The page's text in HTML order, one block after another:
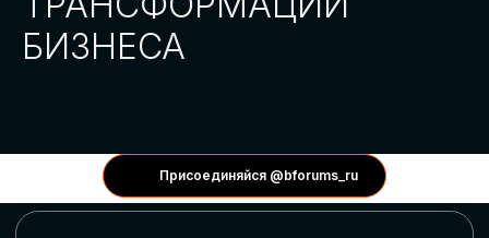
Присоединяйся @bforums_ru
ГЛОБАЛЬНАЯ
ЦИФРОВИЗАЦИЯ